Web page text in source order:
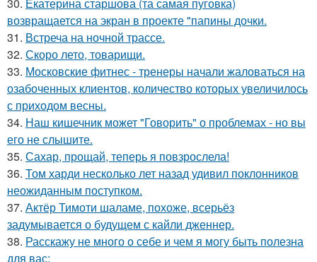
возвращается на экран в проекте "папины дочки.
31. Встреча на ночной трассе.
32. Скоро лето, товарищи.
33. Московские фитнес - тренеры начали жаловаться на
озабоченных клиентов, количество которых увеличилось
с приходом весны.
34. Наш кишечник может "Говорить" о проблемах - но вы
его не слышите.
35. Сахар, прощай, теперь я повзрослела!
36. Том харди несколько лет назад удивил поклонников
неожиданным поступком.
37. Актёр Тимоти шаламе, похоже, всерьёз
задумывается о будущем с кайли дженнер.
38. Расскажу не много о себе и чем я могу быть полезна
для вас: